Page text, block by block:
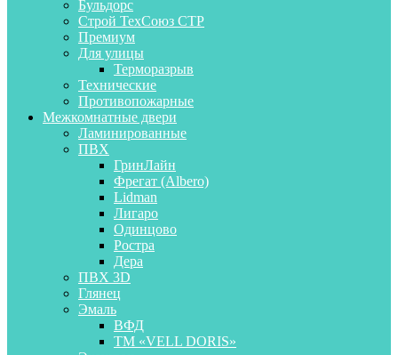
Бульдорс
Строй ТехСоюз СТР
Премиум
Для улицы
Терморазрыв
Технические
Противопожарные
Межкомнатные двери
Ламинированные
ПВХ
ГринЛайн
Фрегат (Albero)
Lidman
Лигаро
Одинцово
Ростра
Дера
ПВХ 3D
Глянец
Эмаль
ВФД
ТМ «VELL DORIS»